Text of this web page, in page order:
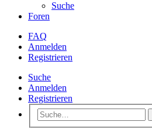
Suche
Foren
FAQ
Anmelden
Registrieren
Suche
Anmelden
Registrieren